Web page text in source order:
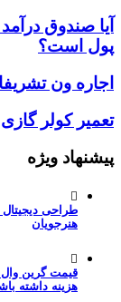
آیا صندوق
پول است؟
اجاره ون
تعمیر کولر
پیشنهاد ویژه
طراحی دیجیتال
هنرجویان
قیمت گرین وال
هزینه داشته